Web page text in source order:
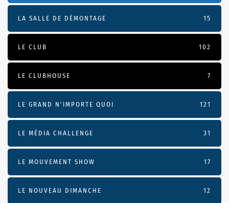
LA SALLE DE DÉMONTAGE 15
LE CLUB 102
LE CLUBHOUSE 7
LE GRAND N’IMPORTE QUOI 121
LE MÉDIA CHALLENGE 31
LE MOUVEMENT SHOW 17
LE NOUVEAU DIMANCHE 12